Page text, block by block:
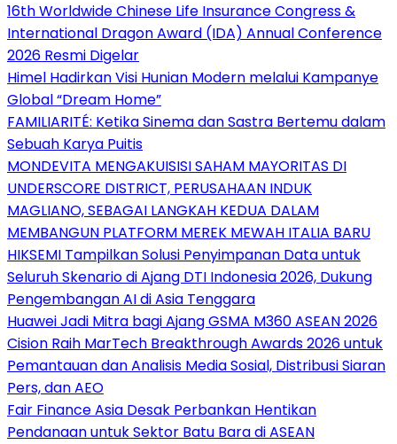
16th Worldwide Chinese Life Insurance Congress &
International Dragon Award (IDA) Annual Conference
2026 Resmi Digelar
Himel Hadirkan Visi Hunian Modern melalui Kampanye
Global “Dream Home”
FAMILIARITÉ: Ketika Sinema dan Sastra Bertemu dalam
Sebuah Karya Puitis
MONDEVITA MENGAKUISISI SAHAM MAYORITAS DI
UNDERSCORE DISTRICT, PERUSAHAAN INDUK
MAGLIANO, SEBAGAI LANGKAH KEDUA DALAM
MEMBANGUN PLATFORM MEREK MEWAH ITALIA BARU
HIKSEMI Tampilkan Solusi Penyimpanan Data untuk
Seluruh Skenario di Ajang DTI Indonesia 2026, Dukung
Pengembangan AI di Asia Tenggara
Huawei Jadi Mitra bagi Ajang GSMA M360 ASEAN 2026
Cision Raih MarTech Breakthrough Awards 2026 untuk
Pemantauan dan Analisis Media Sosial, Distribusi Siaran
Pers, dan AEO
Fair Finance Asia Desak Perbankan Hentikan
Pendanaan untuk Sektor Batu Bara di ASEAN